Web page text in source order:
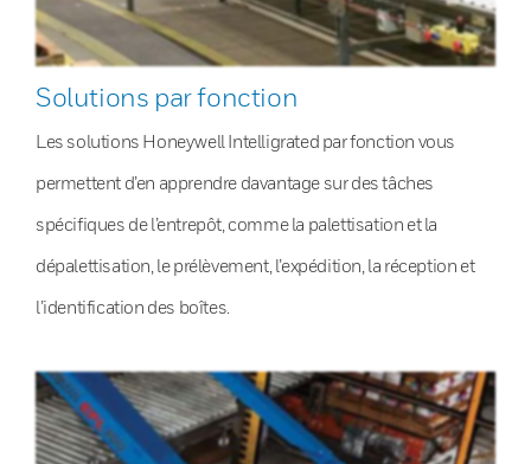
Solutions par fonction
Les solutions Honeywell Intelligrated par fonction vous
permettent d’en apprendre davantage sur des tâches
spécifiques de l’entrepôt, comme la palettisation et la
dépalettisation, le prélèvement, l’expédition, la réception et
l’identification des boîtes.